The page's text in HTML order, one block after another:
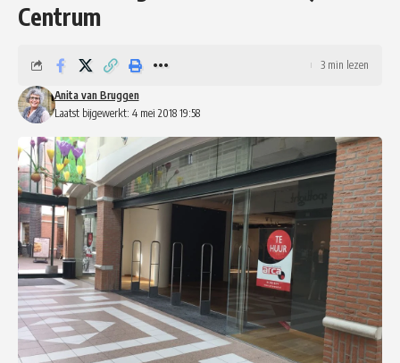
Centrum
Laatst bijgewerkt: 4 mei 2018 19:58
Anita van Bruggen
3 min lezen